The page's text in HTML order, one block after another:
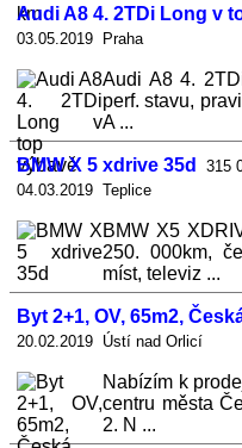
Audi A8 4. 2TDi Long v
03.05.2019 Praha
Audi A8 4.
perf. stavu,
A ...
BMW X 5 xdrive 35d
315
04.03.2019 Teplice
BMW X5
250. 000km,
míst, televiz ...
Byt 2+1, OV, 65m2,
20.02.2019 Ústí nad Orlicí
Nabízím k
centru města
2. N ...